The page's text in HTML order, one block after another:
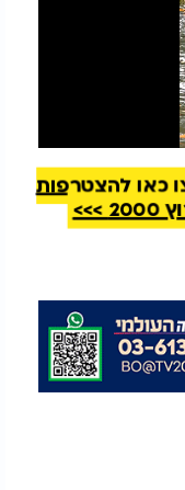
כאן להצטרפות